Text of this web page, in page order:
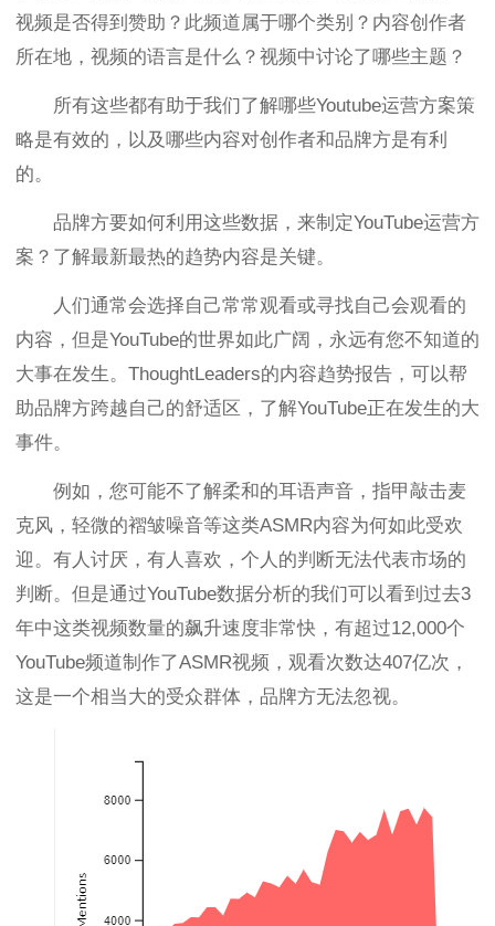
视频是否得到赞助？此频道属于哪个类别？内容创作者
所在地，视频的语言是什么？视频中讨论了哪些主题？
所有这些都有助于我们了解哪些Youtube运营方案策
略是有效的，以及哪些内容对创作者和品牌方是有利
的。
品牌方要如何利用这些数据，来制定YouTube运营方
案？了解最新最热的趋势内容是关键。
人们通常会选择自己常常观看或寻找自己会观看的
内容，但是YouTube的世界如此广阔，永远有您不知道的
大事在发生。ThoughtLeaders的内容趋势报告，可以帮
助品牌方跨越自己的舒适区，了解YouTube正在发生的大
事件。
例如，您可能不了解柔和的耳语声音，指甲敲击麦
克风，轻微的褶皱噪音等这类ASMR内容为何如此受欢
迎。有人讨厌，有人喜欢，个人的判断无法代表市场的
判断。但是通过YouTube数据分析的我们可以看到过去3
年中这类视频数量的飙升速度非常快，有超过12,000个
YouTube频道制作了ASMR视频，观看次数达407亿次，
这是一个相当大的受众群体，品牌方无法忽视。